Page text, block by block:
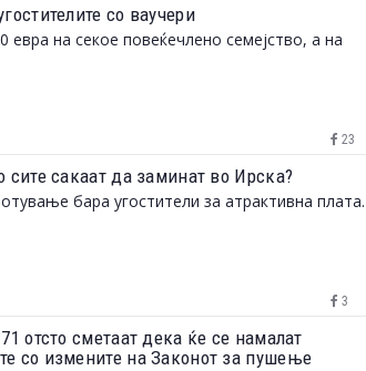
со ваучери
евра на секое повеќечлено семејство, а на
23
сите сакаат да заминат во Ирска?
бара угостители за атрактивна плата.
3
отсто сметаат дека ќе се намалат
со измените на Законот за пушење